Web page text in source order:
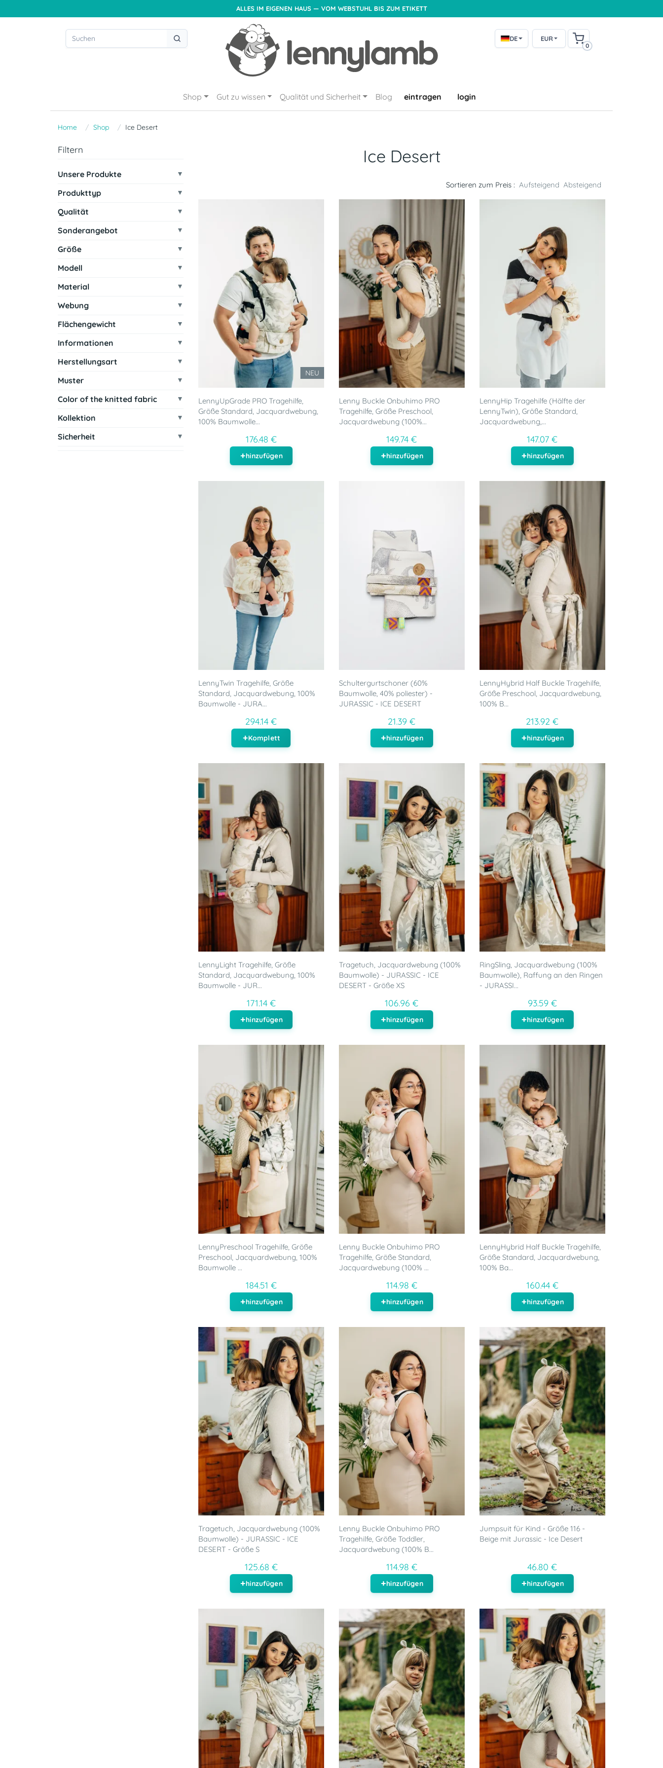
ALLES IM EIGENEN HAUS — VOM WEBSTUHL BIS ZUM ETIKETT
DE EUR
0
Shop Gut zu wissen Qualität und Sicherheit Blog eintragen login
Home Shop Ice Desert
Filtern
Unsere Produkte
Produkttyp
Qualität
Sonderangebot
Größe
Modell
Material
Webung
Flächengewicht
Informationen
Herstellungsart
Muster
Color of the knitted fabric
Kollektion
Sicherheit
Ice Desert
Sortieren zum Preis : Aufsteigend Absteigend
NEU
LennyUpGrade PRO Tragehilfe,
Größe Standard, Jacquardwebung,
100% Baumwolle...
176.48 €
hinzufügen
Lenny Buckle Onbuhimo PRO
Tragehilfe, Größe Preschool,
Jacquardwebung (100%...
149.74 €
hinzufügen
LennyHip Tragehilfe (Hälfte der
LennyTwin), Größe Standard,
Jacquardwebung,...
147.07 €
hinzufügen
LennyTwin Tragehilfe, Größe
Standard, Jacquardwebung, 100%
Baumwolle - JURA...
294.14 €
Komplett
Schultergurtschoner (60%
Baumwolle, 40% poliester) -
JURASSIC - ICE DESERT
21.39 €
hinzufügen
LennyHybrid Half Buckle Tragehilfe,
Größe Preschool, Jacquardwebung,
100% B...
213.92 €
hinzufügen
LennyLight Tragehilfe, Größe
Standard, Jacquardwebung, 100%
Baumwolle - JUR...
171.14 €
hinzufügen
Tragetuch, Jacquardwebung (100%
Baumwolle) - JURASSIC - ICE
DESERT - Größe XS
106.96 €
hinzufügen
RingSling, Jacquardwebung (100%
Baumwolle), Raffung an den Ringen
- JURASSI...
93.59 €
hinzufügen
LennyPreschool Tragehilfe, Größe
Preschool, Jacquardwebung, 100%
Baumwolle ...
184.51 €
hinzufügen
Lenny Buckle Onbuhimo PRO
Tragehilfe, Größe Standard,
Jacquardwebung (100% ...
114.98 €
hinzufügen
LennyHybrid Half Buckle Tragehilfe,
Größe Standard, Jacquardwebung,
100% Ba...
160.44 €
hinzufügen
Tragetuch, Jacquardwebung (100%
Baumwolle) - JURASSIC - ICE
DESERT - Größe S
125.68 €
hinzufügen
Lenny Buckle Onbuhimo PRO
Tragehilfe, Größe Toddler,
Jacquardwebung (100% B...
114.98 €
hinzufügen
Jumpsuit für Kind - Größe 116 -
Beige mit Jurassic - Ice Desert
46.80 €
hinzufügen